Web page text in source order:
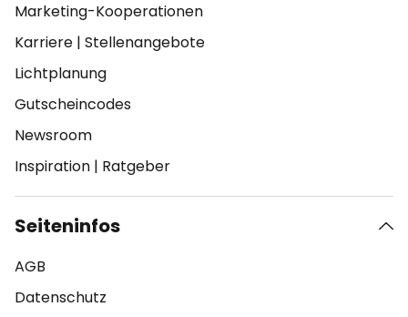
Marketing-Kooperationen
Karriere | Stellenangebote
Lichtplanung
Gutscheincodes
Newsroom
Inspiration | Ratgeber
Seiteninfos
AGB
Datenschutz